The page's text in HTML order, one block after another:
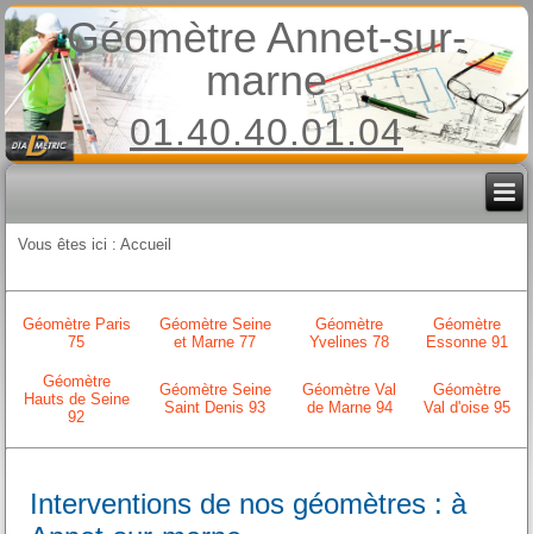
Géomètre Annet-sur-
marne
01.40.40.01.04
Vous êtes ici :Accueil
Géomètre Paris
75
Géomètre Seine
et Marne 77
Géomètre
Yvelines 78
Géomètre
Essonne 91
Géomètre
Hauts de Seine
92
Géomètre Seine
Saint Denis 93
Géomètre Val
de Marne 94
Géomètre
Val d'oise 95
Interventions de nos géomètres : à